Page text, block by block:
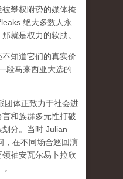
攀权附势的媒体掩
绝大多数人永
就是权力的软肋。
知道它们的真实价
段马来西亚大选的
团体正致力于社会进
和族群多元性打破
分。当时 Julian
，在不同场合巡回演
袖安瓦尔易卜拉欣